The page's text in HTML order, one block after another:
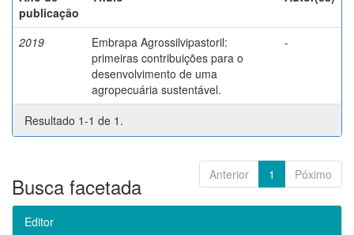
publicação
2019
Embrapa Agrossilvipastoril:
primeiras contribuições para o
desenvolvimento de uma
agropecuária sustentável.
-
Resultado 1-1 de 1.
Anterior 1 Póximo
Busca facetada
Editor